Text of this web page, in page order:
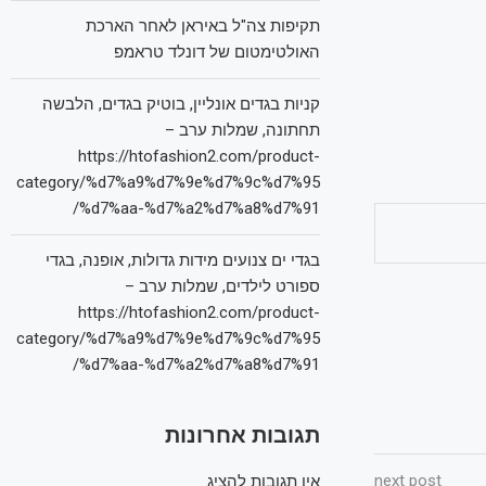
next post
תקיפות צה"ל באיראן לאחר הארכת
האולטימטום של דונלד טראמפ
קניות בגדים אונליין, בוטיק בגדים, הלבשה
תחתונה, שמלות ערב –
https://htofashion2.com/product-
category/%d7%a9%d7%9e%d7%9c%d7%95
%d7%aa-%d7%a2%d7%a8%d7%91/
בגדי ים צנועים מידות גדולות, אופנה, בגדי
ספורט לילדים, שמלות ערב –
https://htofashion2.com/product-
category/%d7%a9%d7%9e%d7%9c%d7%95
%d7%aa-%d7%a2%d7%a8%d7%91/
תגובות אחרונות
אין תגובות להציג.